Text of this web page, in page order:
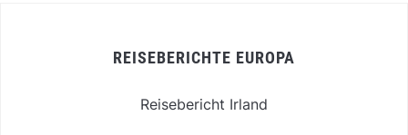
REISEBERICHTE EUROPA
Reisebericht Irland